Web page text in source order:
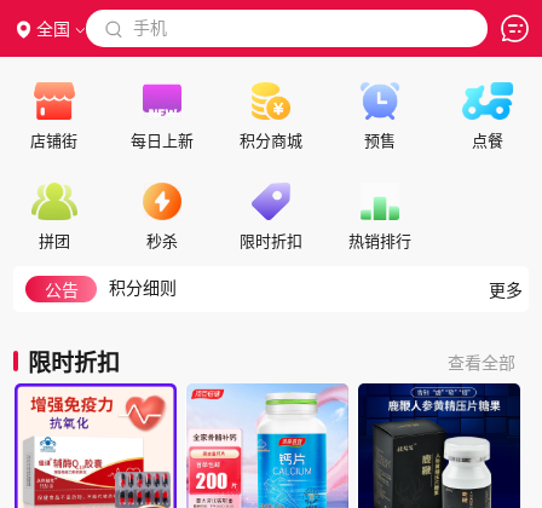
全国  手机
店铺街 每日上新 积分商城 预售 点餐
拼团 秒杀 限时折扣 热销排行
公告
隐私政策
代理合作
交保证金
入驻帮助
积分细则
更多
限时折扣 查看全部